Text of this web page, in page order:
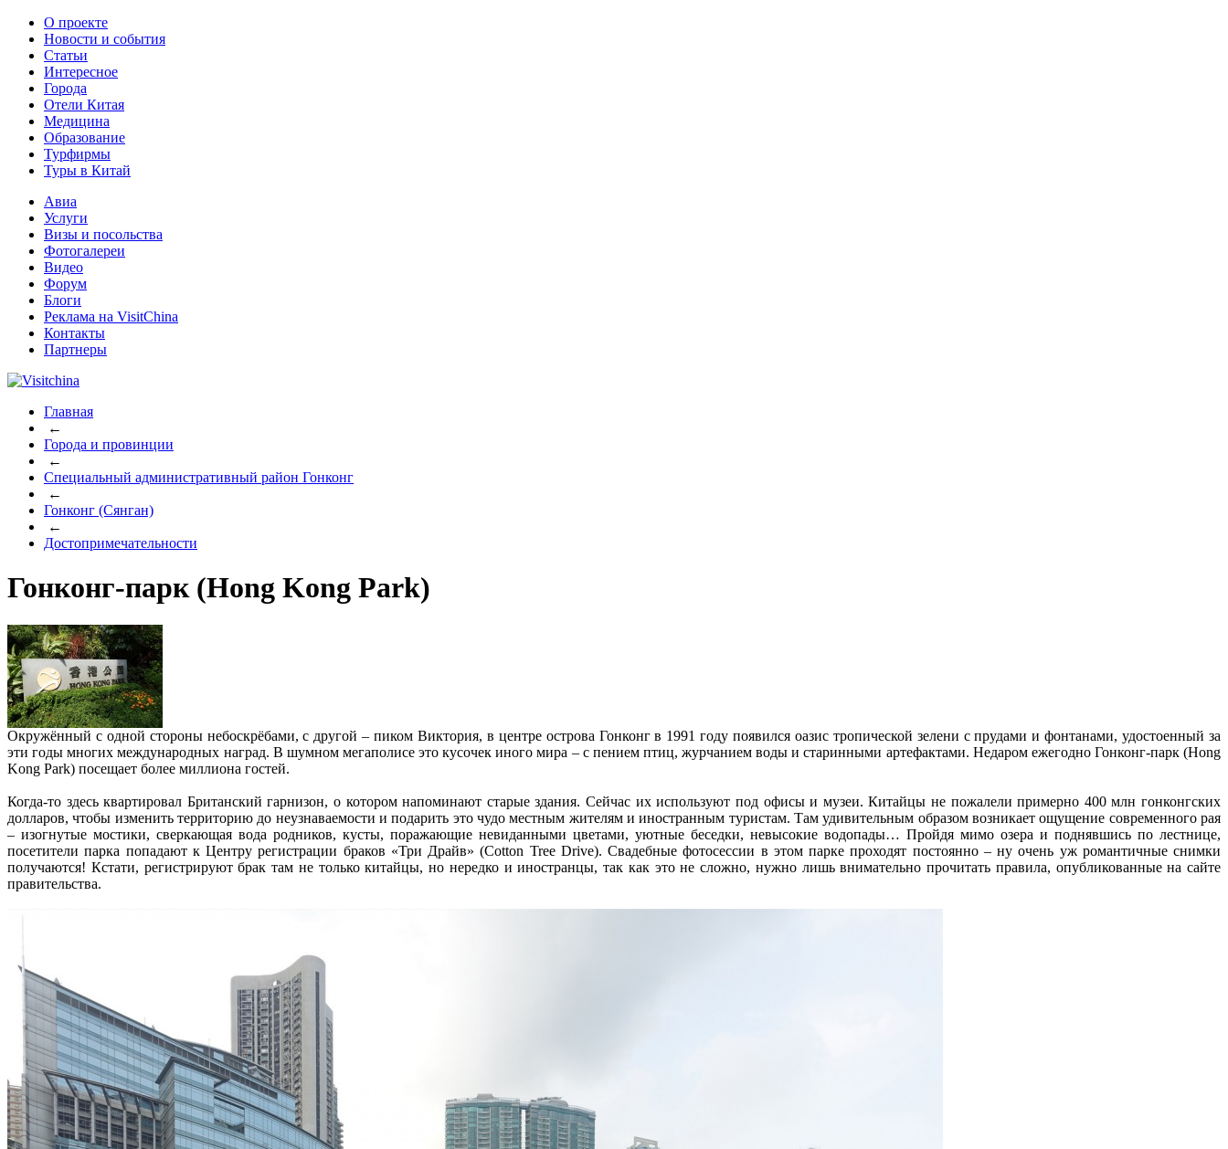
О проекте
Новости и события
Статьи
Интересное
Города
Отели Китая
Медицина
Образование
Турфирмы
Туры в Китай
Авиа
Услуги
Визы и посольства
Фотогалереи
Видео
Форум
Блоги
Реклама на VisitChina
Контакты
Партнеры
Главная
←
Города и провинции
←
Специальный административный район Гонконг
←
Гонконг (Сянган)
←
Достопримечательности
Гонконг-парк (Hong Kong Park)
Окружённый с одной стороны небоскрёбами, с другой – пиком Виктория, в центре острова Гонконг в 1991 году появился оазис тропической зелени с прудами и фонтанами, удостоенный за
эти годы многих международных наград. В шумном мегаполисе это кусочек иного мира – с пением птиц, журчанием воды и старинными артефактами. Недаром ежегодно Гонконг-парк (Hong
Kong Park) посещает более миллиона гостей.
Когда-то здесь квартировал Британский гарнизон, о котором напоминают старые здания. Сейчас их используют под офисы и музеи. Китайцы не пожалели примерно 400 млн гонконгских
долларов, чтобы изменить территорию до неузнаваемости и подарить это чудо местным жителям и иностранным туристам. Там удивительным образом возникает ощущение современного рая
– изогнутые мостики, сверкающая вода родников, кусты, поражающие невиданными цветами, уютные беседки, невысокие водопады… Пройдя мимо озера и поднявшись по лестнице,
посетители парка попадают к Центру регистрации браков «Три Драйв» (Cotton Tree Drive). Свадебные фотосессии в этом парке проходят постоянно – ну очень уж романтичные снимки
получаются! Кстати, регистрируют брак там не только китайцы, но нередко и иностранцы, так как это не сложно, нужно лишь внимательно прочитать правила, опубликованные на сайте
правительства.